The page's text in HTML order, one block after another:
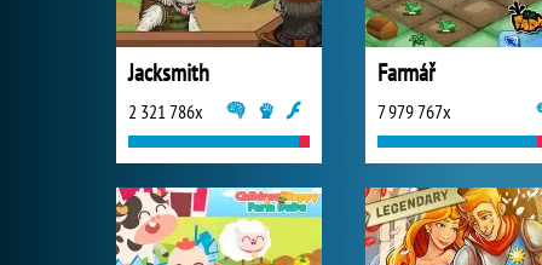
Jacksmith
2 321 786x
Farmář
7 979 767x